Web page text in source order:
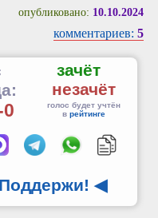
опубликовано: 10.10.2024
комментариев: 5
0
зачёт
незачёт
голос будет учтён
в рейтинге
◀